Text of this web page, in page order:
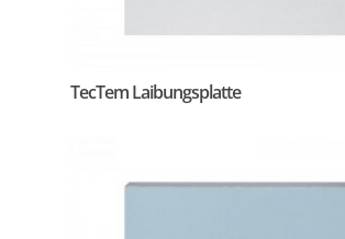
TecTem Laibungsplatte